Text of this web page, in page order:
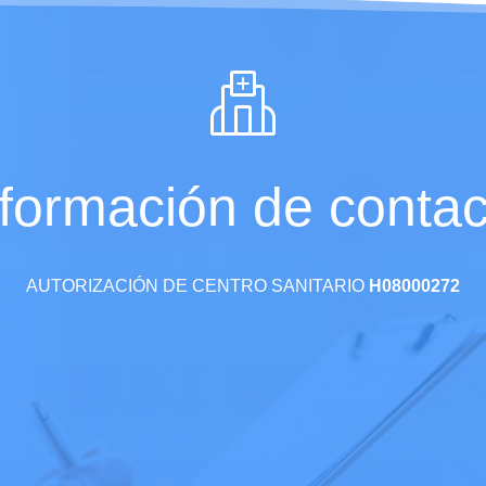
de
AUTORIZACIÓN DE CENTRO SANITARIO H08000272